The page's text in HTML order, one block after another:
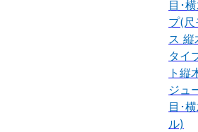
目･
プ(
ス 縦
タイ
ト縦
ジュ
目･
ル)